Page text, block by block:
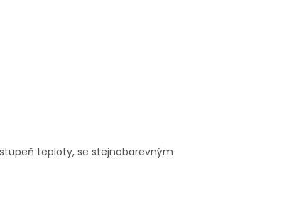
teploty, se stejnobarevným